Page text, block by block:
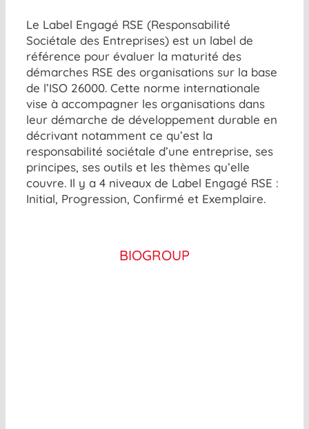
Le Label Engagé RSE (Responsabilité
Sociétale des Entreprises) est un label de
référence pour évaluer la maturité des
démarches RSE des organisations sur la base
de l’ISO 26000. Cette norme internationale
vise à accompagner les organisations dans
leur démarche de développement durable en
décrivant notamment ce qu’est la
responsabilité sociétale d’une entreprise, ses
principes, ses outils et les thèmes qu’elle
couvre. Il y a 4 niveaux de Label Engagé RSE :
Initial, Progression, Confirmé et Exemplaire.
BIOGROUP